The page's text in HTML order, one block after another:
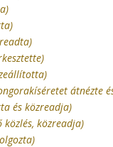
átnézte
és közreadja)
közlés, közreadja)